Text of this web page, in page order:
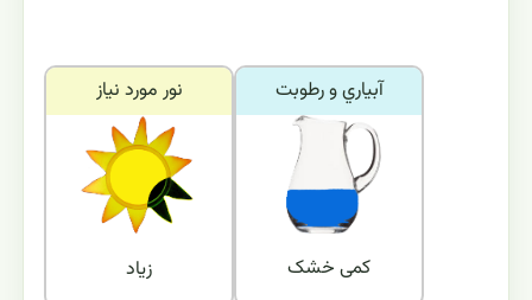
نور مورد نياز
زیاد
آبياري و رطوبت
کمی خشک